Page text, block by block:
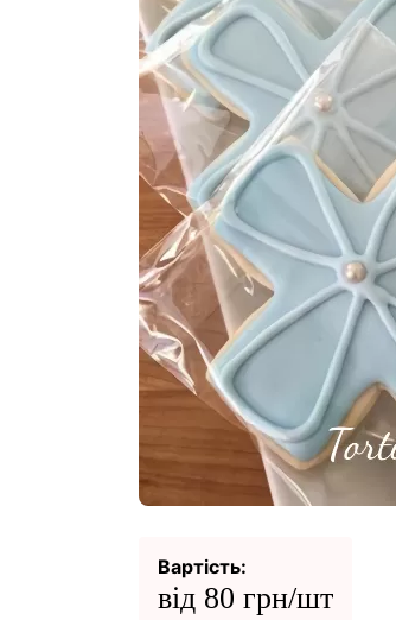
Вартість:
від 80 грн/шт